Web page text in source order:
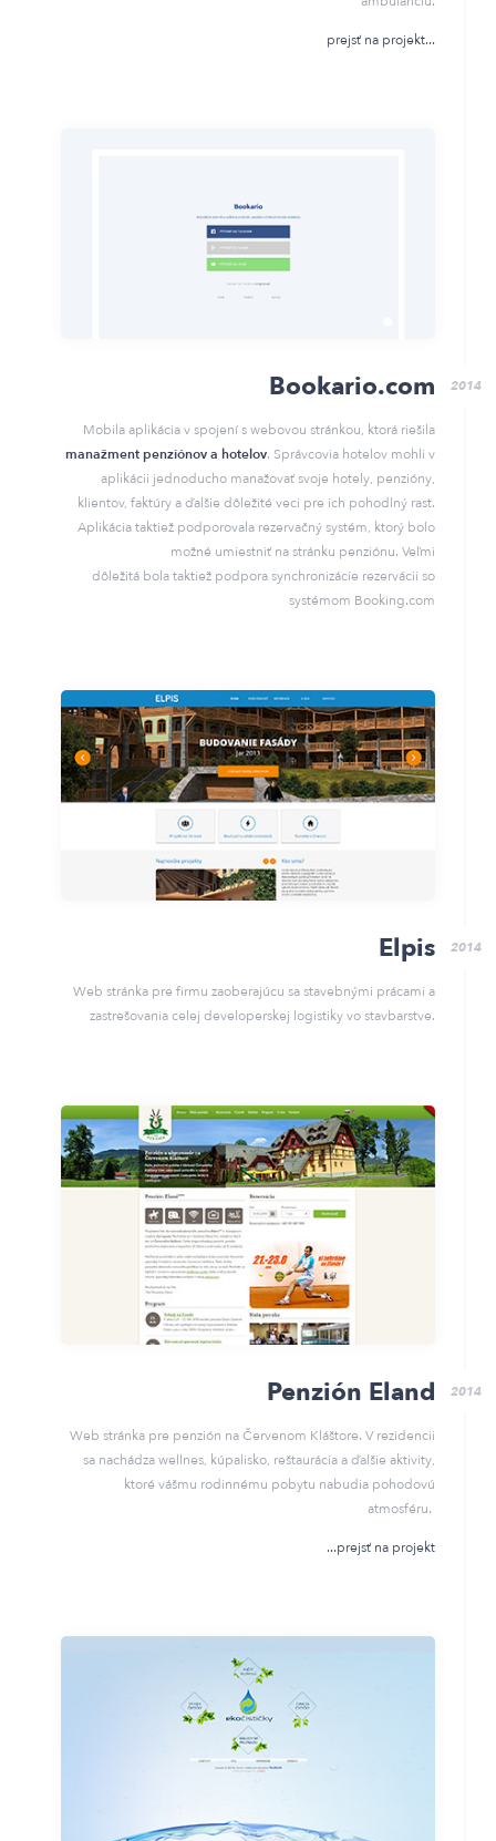
prejsť na projekt
2014
Bookario.com
Mobila aplikácia v spojení s webovou stránkou, ktorá riešila
manažment penziónov a hotelov. Správcovia hotelov mohli v
aplikácii jednoducho manažovať svoje hotely, penzióny,
klientov, faktúry a ďalšie dôležité veci pre ich pohodlný rast.
Aplikácia taktiež podporovala rezervačný systém, ktorý bolo
možné umiestniť na stránku penziónu. Veľmi
dôležitá bola taktiež podpora synchronizácie rezervácii so
systémom Booking.com
2014
Elpis
Web stránka pre firmu zaoberajúcu sa stavebnými prácami a
zastrešovania celej developerskej logistiky vo stavbarstve.
2014
Penzión Eland
Web stránka pre penzión na Červenom Kláštore. V rezidencii
sa nachádza wellnes, kúpalisko, reštaurácia a ďalšie aktivity,
ktoré vášmu rodinnému pobytu nabudia pohodovú
atmosféru.
prejsť na projekt